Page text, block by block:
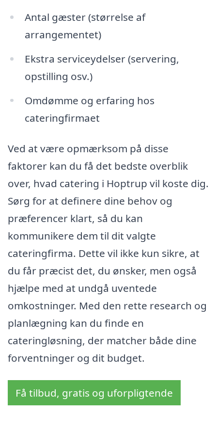
Antal gæster (størrelse af
arrangementet)
Ekstra serviceydelser (servering,
opstilling osv.)
Omdømme og erfaring hos
cateringfirmaet
Ved at være opmærksom på disse
faktorer kan du få det bedste overblik
over, hvad catering i Hoptrup vil koste dig.
Sørg for at definere dine behov og
præferencer klart, så du kan
kommunikere dem til dit valgte
cateringfirma. Dette vil ikke kun sikre, at
du får præcist det, du ønsker, men også
hjælpe med at undgå uventede
omkostninger. Med den rette research og
planlægning kan du finde en
cateringløsning, der matcher både dine
forventninger og dit budget.
Få tilbud, gratis og uforpligtende